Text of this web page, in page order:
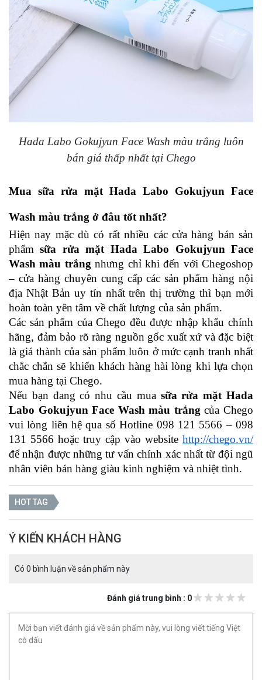
Hada Labo Gokujyun Face Wash màu trắng luôn
bán giá thấp nhất tại Chego
Mua sữa rửa mặt Hada Labo Gokujyun Face
Wash màu trắng ở đâu tốt nhất?
Hiện nay mặc dù có rất nhiều các cửa hàng bán sản
phẩm sữa rửa mặt Hada Labo Gokujyun Face
Wash màu trắng nhưng chỉ khi đến với Chegoshop
– cửa hàng chuyên cung cấp các sản phẩm hàng nội
địa Nhật Bản uy tín nhất trên thị trường thì bạn mới
hoàn toàn yên tâm về chất lượng của sản phẩm.
Các sản phẩm của Chego đều được nhập khẩu chính
hãng, đảm bảo rõ ràng nguồn gốc xuất xứ và đặc biệt
là giá thành của sản phẩm luôn ở mức cạnh tranh nhất
chắc chắn sẽ khiến khách hàng hài lòng khi lựa chọn
mua hàng tại Chego.
Nếu bạn đang có nhu cầu mua sữa rửa mặt Hada
Labo Gokujyun Face Wash màu trắng của Chego
vui lòng liên hệ qua số Hotline 098 121 5566 – 098
131 5566 hoặc truy cập vào website http://chego.vn/
để nhận được những tư vấn chính xác nhất từ đội ngũ
nhân viên bán hàng giàu kinh nghiệm và nhiệt tình.
HOT TAG
Ý KIẾN KHÁCH HÀNG
Có 0 bình luận về sản phẩm này
Đánh giá trung bình : 0